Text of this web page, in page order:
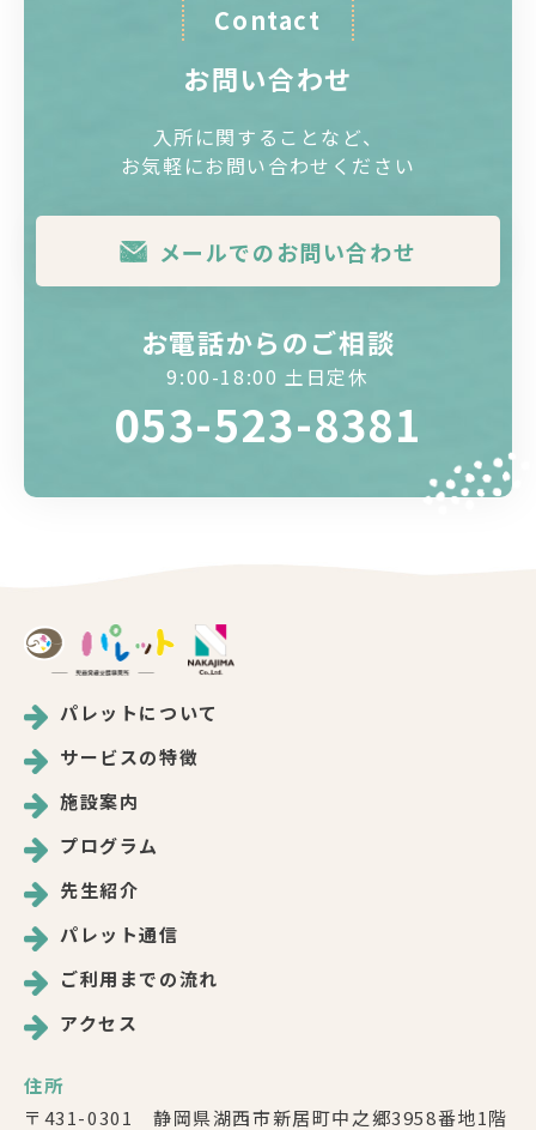
Contact
お問い合わせ
入所に関することなど、
お気軽にお問い合わせください
メールでのお問い合わせ
お電話からのご相談
9:00-18:00 土日定休
053-523-8381
パレットについて
サービスの特徴
施設案内
プログラム
先生紹介
パレット通信
ご利用までの流れ
アクセス
住所
〒431-0301 静岡県湖西市新居町中之郷3958番地1階